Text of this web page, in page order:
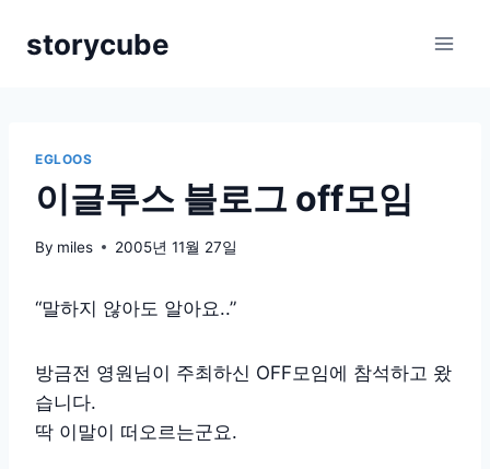
storycube
EGLOOS
이글루스 블로그 off모임
By miles 2005년 11월 27일
“말하지 않아도 알아요..”
방금전 영원님이 주최하신 OFF모임에 참석하고 왔
습니다.
딱 이말이 떠오르는군요.